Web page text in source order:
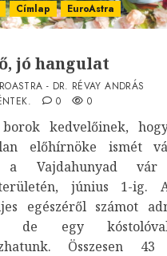
Címlap EuroAstra
jó hangulat
- DR. RÉVAY ANDRÁS
0 0
kedvelőinek,
előhírnöke ismét
a Vajdahunyad vár
június 1-ig.
egészéről számot
de egy
Összesen 43